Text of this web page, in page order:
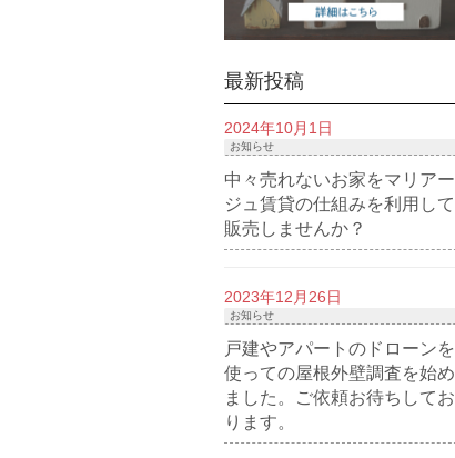
最新投稿
2024年10月1日
お知らせ
中々売れないお家をマリアー
ジュ賃貸の仕組みを利用して
販売しませんか？
2023年12月26日
お知らせ
戸建やアパートのドローンを
使っての屋根外壁調査を始め
ました。ご依頼お待ちしてお
ります。